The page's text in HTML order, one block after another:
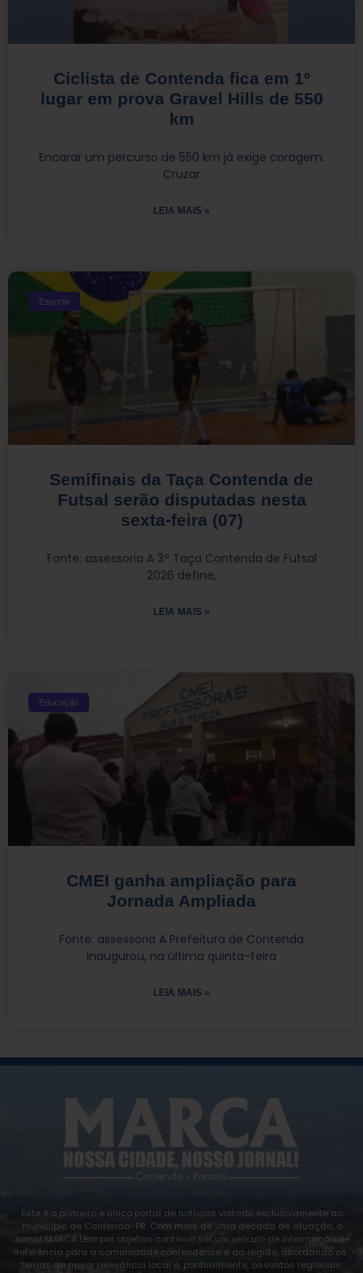
Ciclista de Contenda fica em 1º
lugar em prova Gravel Hills de 550
km
Encarar um percurso de 550 km já exige coragem.
Cruzar
LEIA MAIS »
Esporte
Semifinais da Taça Contenda de
Futsal serão disputadas nesta
sexta-feira (07)
Fonte: assessoria A 3ª Taça Contenda de Futsal
2026 define,
LEIA MAIS »
Educação
CMEI ganha ampliação para
Jornada Ampliada
Fonte: assessoria A Prefeitura de Contenda
inaugurou, na última quinta-feira
LEIA MAIS »
Este é o primeiro e único portal de notícias voltado exclusivamente ao
município de Contenda-PR. Com mais de uma década de atuação, o
Jornal MARCA tem por objetivo contínuo ser um veículo de informação de
referência para a comunidade contendense e da região, abordando os
temas de maior relevância local e, pontualmente, assuntos regionais.